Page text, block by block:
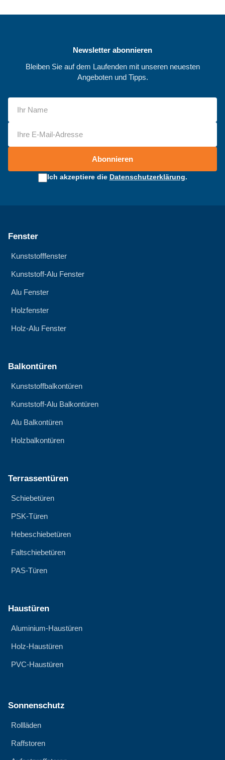
Newsletter abonnieren
Bleiben Sie auf dem Laufenden mit unseren neuesten
Angeboten und Tipps.
Abonnieren
Ich akzeptiere die Datenschutzerklärung.
Fenster
Kunststofffenster
Kunststoff-Alu Fenster
Alu Fenster
Holzfenster
Holz-Alu Fenster
Balkontüren
Kunststoffbalkontüren
Kunststoff-Alu Balkontüren
Alu Balkontüren
Holzbalkontüren
Terrassentüren
Schiebetüren
PSK-Türen
Hebeschiebetüren
Faltschiebetüren
PAS-Türen
Haustüren
Aluminium-Haustüren
Holz-Haustüren
PVC-Haustüren
Sonnenschutz
Rollläden
Raffstoren